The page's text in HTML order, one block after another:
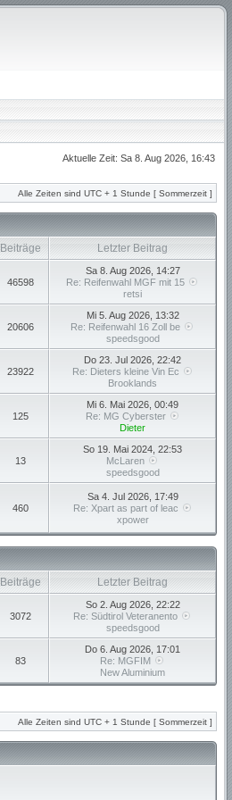
Aktuelle Zeit: Sa 8. Aug 2026, 16:43
Alle Zeiten sind UTC + 1 Stunde [ Sommerzeit ]
Beiträge Letzter Beitrag
46598
Sa 8. Aug 2026, 14:27
Re: Reifenwahl MGF mit 15
retsi
20606
Mi 5. Aug 2026, 13:32
Re: Reifenwahl 16 Zoll be
speedsgood
23922
Do 23. Jul 2026, 22:42
Re: Dieters kleine Vin Ec
Brooklands
125
Mi 6. Mai 2026, 00:49
Re: MG Cyberster
Dieter
13
So 19. Mai 2024, 22:53
McLaren
speedsgood
460
Sa 4. Jul 2026, 17:49
Re: Xpart as part of leac
xpower
Beiträge Letzter Beitrag
3072
So 2. Aug 2026, 22:22
Re: Südtirol Veteranento
speedsgood
83
Do 6. Aug 2026, 17:01
Re: MGFIM
New Aluminium
Alle Zeiten sind UTC + 1 Stunde [ Sommerzeit ]